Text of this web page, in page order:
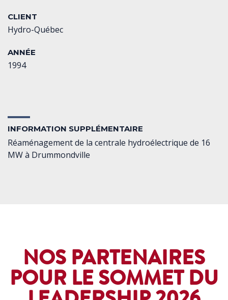
CLIENT
Hydro-Québec
ANNÉE
1994
INFORMATION SUPPLÉMENTAIRE
Réaménagement de la centrale hydroélectrique de 16
MW à Drummondville
NOS PARTENAIRES
POUR LE SOMMET DU